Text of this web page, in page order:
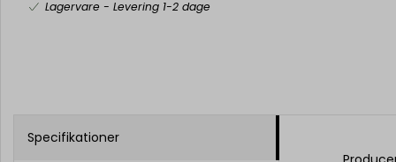
Lagervare - Levering 1-2 dage
Specifikationer